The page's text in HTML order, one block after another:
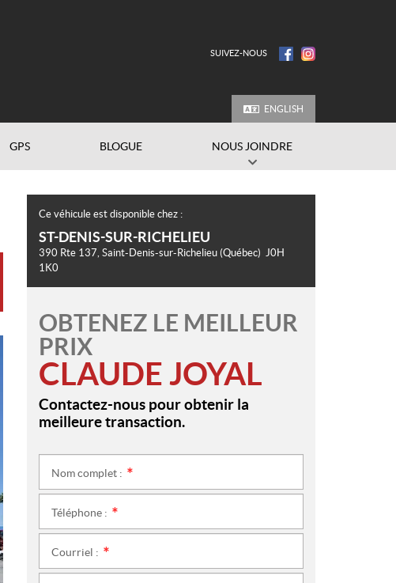
SUIVEZ-NOUS
ENGLISH
GPS BLOGUE NOUS JOINDRE
Ce véhicule est disponible chez :
ST-DENIS-SUR-RICHELIEU
390 Rte 137, Saint-Denis-sur-Richelieu (Québec) J0H
1K0
OBTENEZ LE MEILLEUR
PRIX
CLAUDE JOYAL
Contactez-nous pour obtenir la
meilleure transaction.
Nom complet :
Téléphone :
Courriel :